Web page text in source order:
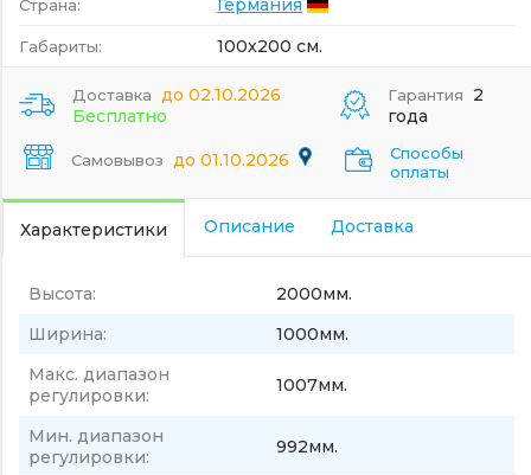
Страна: Германия
Габариты: 100x200 см.
Доставка до 02.10.2026
Бесплатно
Самовывоз до 01.10.2026
Гарантия
2
года
Способы
оплаты
Характеристики Описание Доставка
Высота:
2000мм.
Ширина:
1000мм.
Макс. диапазон
регулировки:
1007мм.
Мин. диапазон
регулировки:
992мм.